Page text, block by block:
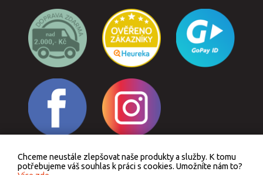
Odstoupit od smlouvy
Chceme neustále zlepšovat naše produkty a služby. K tomu
potřebujeme váš souhlas k práci s cookies. Umožníte nám to?